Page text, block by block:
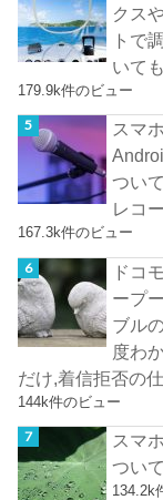
クス
トで
いて
179.9k件のビュー
スマ
つい
レコ
167.3k件のビュー
ドコ
ープ
ブル
度わ
だけ,着信拒否の
144k件のビュー
スマ
ついて
134.2k